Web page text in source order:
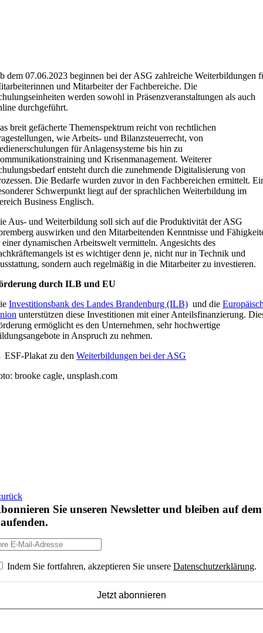
dem 07.06.2023 beginnen bei der ASG zahlreiche Weiterbildungen
und Mitarbeiter der Fachbereiche. Die
werden sowohl in Präsenzveranstaltungen als auch
durchgeführt.
breit gefächerte Themenspektrum reicht von rechtlichen
wie Arbeits- und Bilanzsteuerrecht, von
für Anlagensysteme bis hin zu
und Krisenmanagement. Weiterer
entsteht durch die zunehmende Digitalisierung von
Die Bedarfe wurden zuvor in den Fachbereichen ermittelt.
Schwerpunkt liegt auf der sprachlichen Weiterbildung im
Business Englisch.
Aus- und Weiterbildung soll sich auf die Produktivität der ASG
auswirken und den Mitarbeitenden Kenntnisse und
einer dynamischen Arbeitswelt vermitteln. Angesichts des
ist es wichtiger denn je, nicht nur in Technik und
sondern auch regelmäßig in die Mitarbeiter zu investieren.
durch ILB und EU
Investitionsbank des Landes Brandenburg (ILB) und die
unterstützen diese Investitionen mit einer Anteilsfinanzierung.
ermöglicht es den Unternehmen, sehr hochwertige
in Anspruch zu nehmen.
ESF-Plakat zu den Weiterbildungen bei der ASG
brooke cagle, unsplash.com
Sie unseren Newsletter und bleiben auf dem
Indem Sie fortfahren, akzeptieren Sie unsere Datenschutzerklärung.